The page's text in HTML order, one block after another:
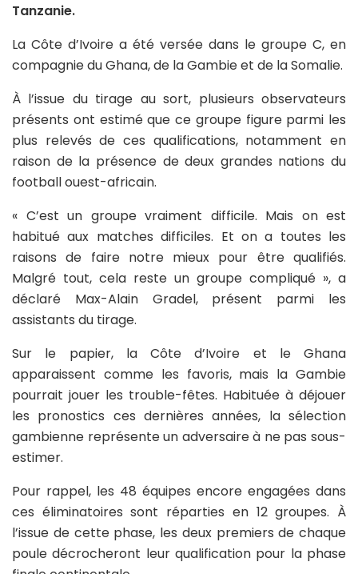
Tanzanie.
La Côte d’Ivoire a été versée dans le groupe C, en
compagnie du Ghana, de la Gambie et de la Somalie.
À l’issue du tirage au sort, plusieurs observateurs
présents ont estimé que ce groupe figure parmi les
plus relevés de ces qualifications, notamment en
raison de la présence de deux grandes nations du
football ouest-africain.
« C’est un groupe vraiment difficile. Mais on est
habitué aux matches difficiles. Et on a toutes les
raisons de faire notre mieux pour être qualifiés.
Malgré tout, cela reste un groupe compliqué », a
déclaré Max-Alain Gradel, présent parmi les
assistants du tirage.
Sur le papier, la Côte d’Ivoire et le Ghana
apparaissent comme les favoris, mais la Gambie
pourrait jouer les trouble-fêtes. Habituée à déjouer
les pronostics ces dernières années, la sélection
gambienne représente un adversaire à ne pas sous-
estimer.
Pour rappel, les 48 équipes encore engagées dans
ces éliminatoires sont réparties en 12 groupes. À
l’issue de cette phase, les deux premiers de chaque
poule décrocheront leur qualification pour la phase